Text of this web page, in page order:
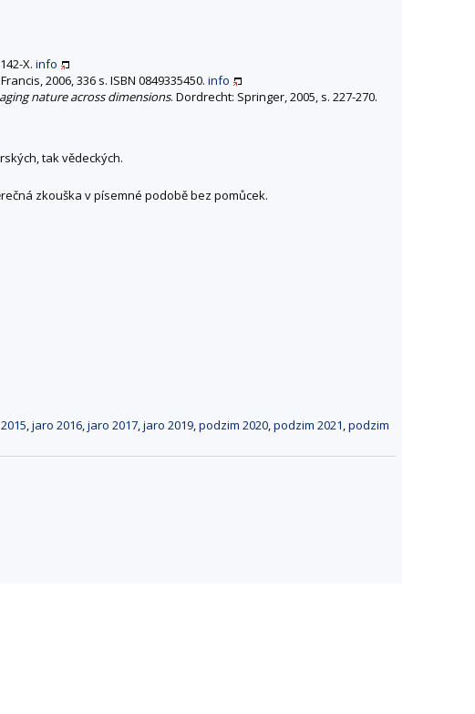
X. info
2006, 336 s. ISBN 0849335450. info
nature across dimensions. Dordrecht: Springer, 2005, s. 227-270.
tak vědeckých.
zkouška v písemné podobě bez pomůcek.
,jaro 2016,jaro 2017,jaro 2019,podzim 2020,podzim 2021,podzim